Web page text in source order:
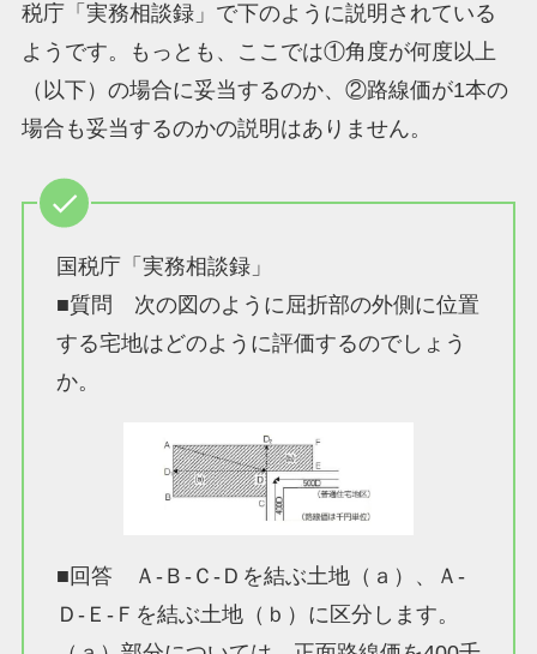
税庁「実務相談録」で下のように説明されている
ようです。もっとも、ここでは①角度が何度以上
（以下）の場合に妥当するのか、②路線価が1本の
場合も妥当するのかの説明はありません。
国税庁「実務相談録」
■質問 次の図のように屈折部の外側に位置
する宅地はどのように評価するのでしょう
か。
■回答 Ａ-Ｂ-Ｃ-Ｄを結ぶ土地（ａ）、Ａ-
Ｄ-Ｅ-Ｆを結ぶ土地（ｂ）に区分します。